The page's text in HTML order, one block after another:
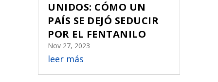
UNIDOS: CÓMO UN
PAÍS SE DEJÓ SEDUCIR
POR EL FENTANILO
Nov 27, 2023
leer más